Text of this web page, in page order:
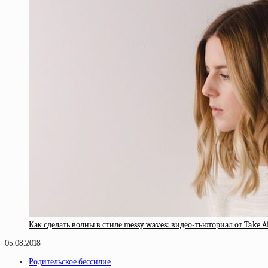
Как сделать волны в стиле messy waves: видео-тьюториал от Take
05.08.2018
Родительское бессилие